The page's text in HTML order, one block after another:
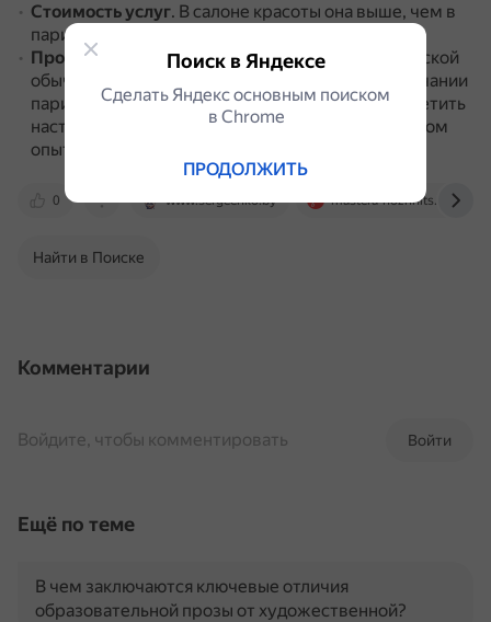
Стоимость услуг. В салоне красоты она выше, чем в
парикмахерской.
Профессионализм сотрудников.В парикмахерской
обычно работают люди с сертификатом об окончании
парикмахерских курсов, а в салоне можно встретить
настоящих профессионалов своего дела с багажом
опыта.
0 www.sergeenko.by mastera-nozhnits.by
Найти в Поиске
Комментарии
Войти
Войдите, чтобы комментировать
Ещё по теме
В чем заключаются ключевые отличия
образовательной прозы от художественной?
Поиск в Яндексе
Сделать Яндекс основным поиском
в Сhrome
ПРОДОЛЖИТЬ